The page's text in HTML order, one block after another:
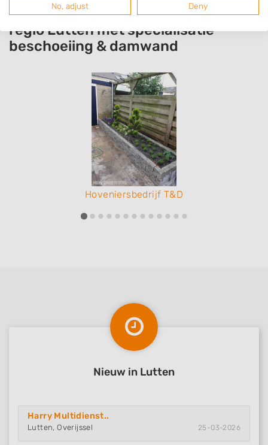
Resultaten van hoveniers uit de
regio Lutten met specialisatie
beschoeiing & damwand
Hoveniersbedrijf T&D
Nieuw in Lutten
Harry Multidienst..
Lutten, Overijssel 25-03-2026
No, adjust Deny